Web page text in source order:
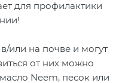
для профилактики
или на почве и могут
от них можно
Neem, песок или